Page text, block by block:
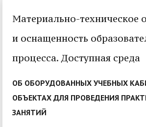
Материально-техническое
и оснащенность
процесса. Доступная среда
ОБ ОБОРУДОВАННЫХ УЧЕБНЫХ
ОБЪЕКТАХ ДЛЯ ПРОВЕДЕНИЯ
ЗАНЯТИЙ